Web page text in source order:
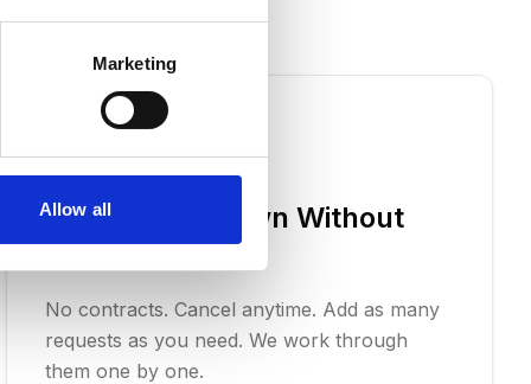
Marketing
Allow all
Scale Up or Down Without
Contracts
No contracts. Cancel anytime. Add as many
requests as you need. We work through
them one by one.